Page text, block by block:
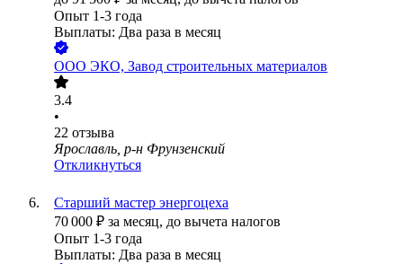
Опыт 1-3 года
Выплаты: Два раза в месяц
ООО ЭКО, Завод строительных материалов
3.4
•
22 отзыва
Ярославль, р-н Фрунзенский
Откликнуться
Старший мастер энергоцеха
70 000 ₽ за месяц, до вычета налогов
Опыт 1-3 года
Выплаты: Два раза в месяц